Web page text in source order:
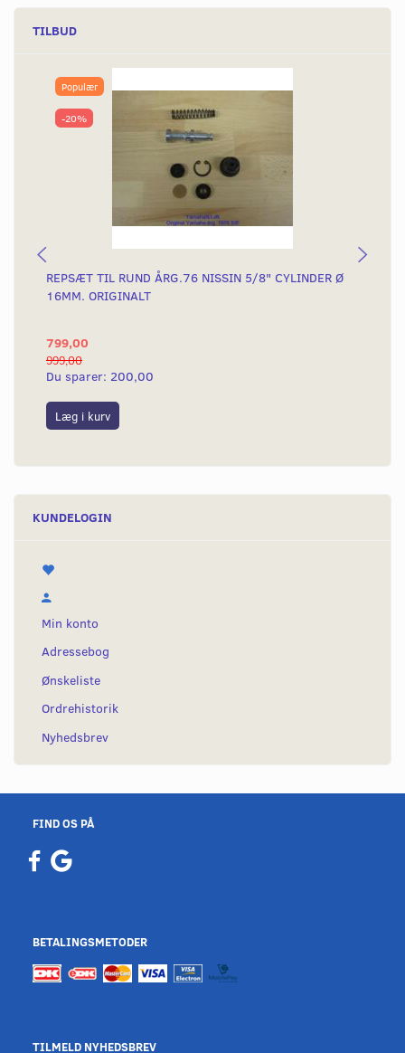
TILBUD
Populær
-20%
REPSÆT TIL RUND ÅRG.76 NISSIN 5/8" CYLINDER Ø
16MM. ORIGINALT
799,00
999,00
Du sparer: 200,00
Læg i kurv
KUNDELOGIN
Min konto
Adressebog
Ønskeliste
Ordrehistorik
Nyhedsbrev
FIND OS PÅ
BETALINGSMETODER
TILMELD NYHEDSBREV